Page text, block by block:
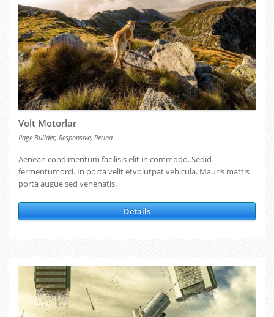
Volt Motorlar
Page Builder, Responsive, Retina
Aenean condimentum facilisis elit in commodo. Sedid
fermentumorci. In porta velit etvolutpat vehicula. Mauris mattis
porta augue sed venenatis.
Details